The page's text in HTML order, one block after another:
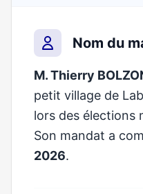
Nom du
M. Thierry
petit village de
lors des élections
Son mandat a
2026.